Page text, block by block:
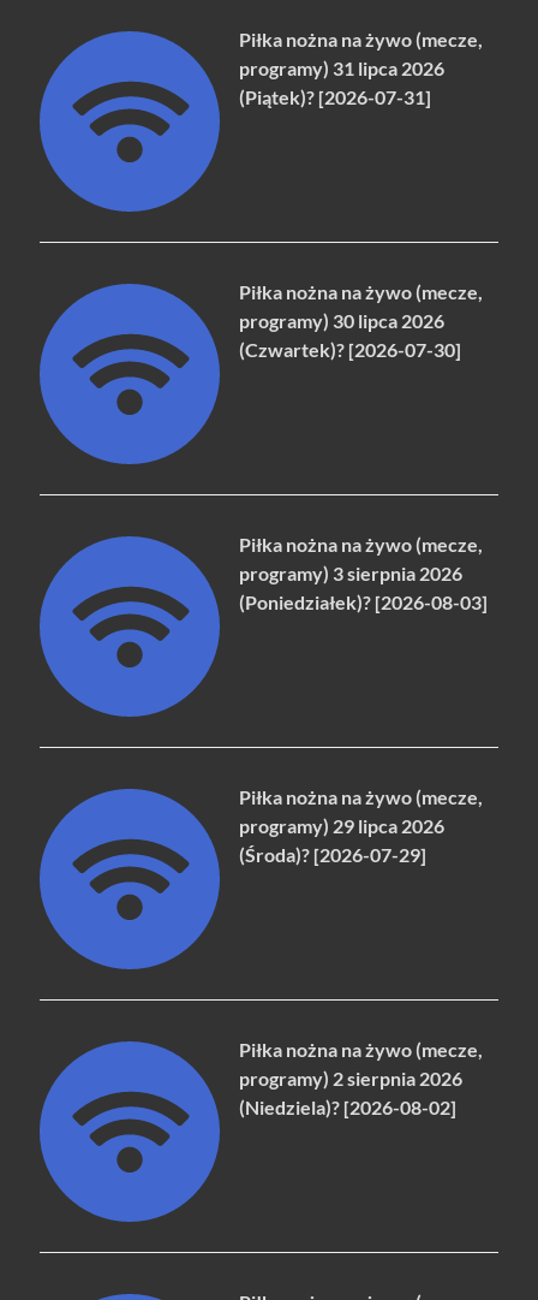
Piłka nożna na żywo (mecze,
programy) 31 lipca 2026
(Piątek)? [2026-07-31]
Piłka nożna na żywo (mecze,
programy) 30 lipca 2026
(Czwartek)? [2026-07-30]
Piłka nożna na żywo (mecze,
programy) 3 sierpnia 2026
(Poniedziałek)? [2026-08-03]
Piłka nożna na żywo (mecze,
programy) 29 lipca 2026
(Środa)? [2026-07-29]
Piłka nożna na żywo (mecze,
programy) 2 sierpnia 2026
(Niedziela)? [2026-08-02]